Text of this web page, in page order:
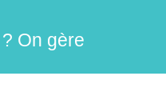
On gère